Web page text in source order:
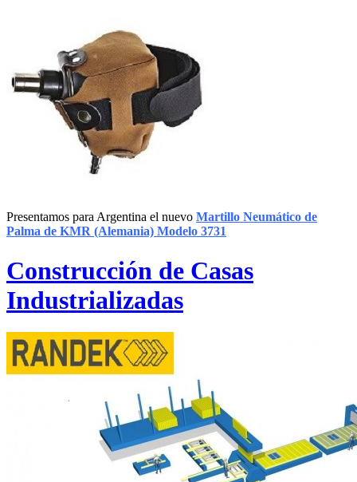
Presentamos para Argentina el nuevo Martillo Neumático de
Palma de KMR (Alemania) Modelo 3731
Construcción de Casas
Industrializadas